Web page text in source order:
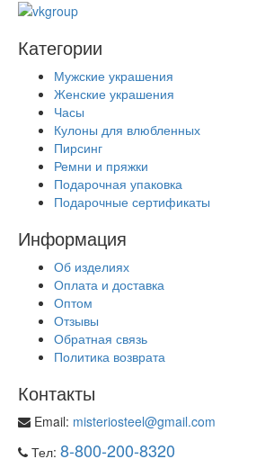
Категории
Мужские украшения
Женские украшения
Часы
Кулоны для влюбленных
Пирсинг
Ремни и пряжки
Подарочная упаковка
Подарочные сертификаты
Информация
Об изделиях
Оплата и доставка
Оптом
Отзывы
Обратная связь
Политика возврата
Контакты
Email: misteriosteel@gmail.com
Тел: 8-800-200-8320